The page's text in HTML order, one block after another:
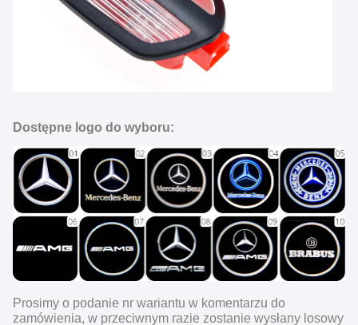
Dostępne logo do wyboru:
Prosimy o podanie nr wariantu w komentarzu do
zamówienia, w przeciwnym razie zostanie wysłany losowy